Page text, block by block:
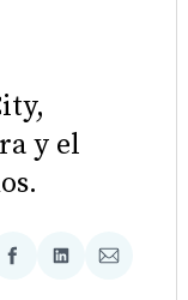
y el
Compartir
CompartirCompartir